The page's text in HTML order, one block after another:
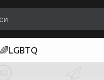
🌈LGBTQ